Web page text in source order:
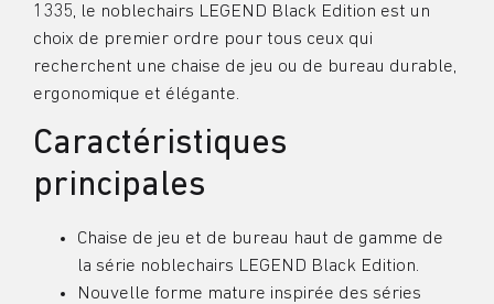
1335, le noblechairs LEGEND Black Edition est un
choix de premier ordre pour tous ceux qui
recherchent une chaise de jeu ou de bureau durable,
ergonomique et élégante.
Caractéristiques
principales
Chaise de jeu et de bureau haut de gamme de
la série noblechairs LEGEND Black Edition.
Nouvelle forme mature inspirée des séries